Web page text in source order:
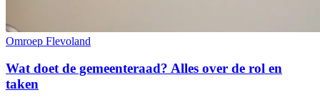
Omroep Flevoland
Wat doet de gemeenteraad? Alles over de rol en
taken